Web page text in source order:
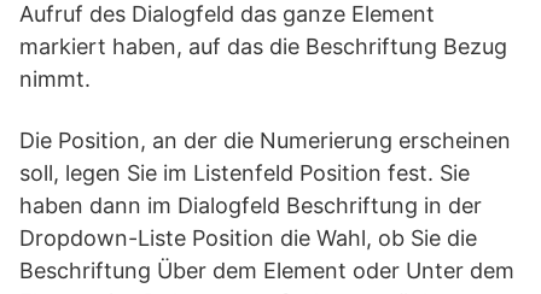
Aufruf des Dialogfeld das ganze Element
markiert haben, auf das die Beschriftung Bezug
nimmt.
Die Position, an der die Numerierung erscheinen
soll, legen Sie im Listenfeld Position fest. Sie
haben dann im Dialogfeld Beschriftung in der
Dropdown-Liste Position die Wahl, ob Sie die
Beschriftung Über dem Element oder Unter dem